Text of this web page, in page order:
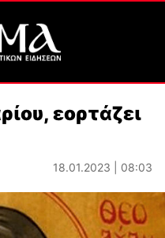
εορτάζει
18.01.2023 | 08:03